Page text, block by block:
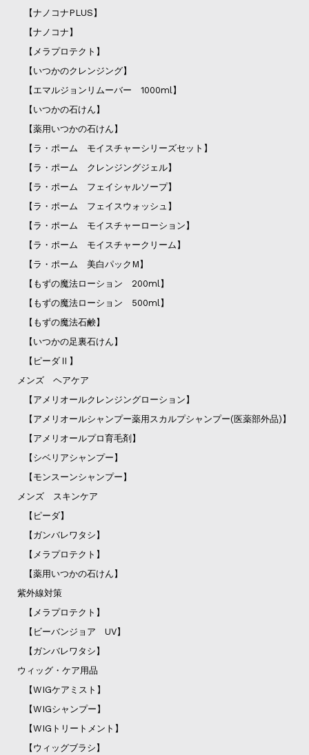
【ナノコナPLUS】
【ナノコナ】
【メラプロテクト】
【いつかのクレンジング】
【エマルジョンリムーバー 1000ml】
【いつかの石けん】
【薬用いつかの石けん】
【ラ・ポーム モイスチャーシリーズセット】
【ラ・ポーム クレンジングジェル】
【ラ・ポーム フェイシャルソープ】
【ラ・ポーム フェイスウォッシュ】
【ラ・ポーム モイスチャーローション】
【ラ・ポーム モイスチャークリーム】
【ラ・ポーム 美白パックM】
【もずの魔法ローション 200ml】
【もずの魔法ローション 500ml】
【もずの魔法石鹸】
【いつかの足裏石けん】
【ピーダⅡ】
メンズ ヘアケア
【アメリオールクレンジングローション】
【アメリオールシャンプー薬用スカルプシャンプー(医薬部外品)】
【アメリオールプロ育毛剤】
【シベリアシャンプー】
【モンスーンシャンプー】
メンズ スキンケア
【ピーダ】
【ガンバレワタシ】
【メラプロテクト】
【薬用いつかの石けん】
紫外線対策
【メラプロテクト】
【ビーバンジョア UV】
【ガンバレワタシ】
ウィッグ・ケア用品
【WIGケアミスト】
【WIGシャンプー】
【WIGトリートメント】
【ウィッグブラシ】